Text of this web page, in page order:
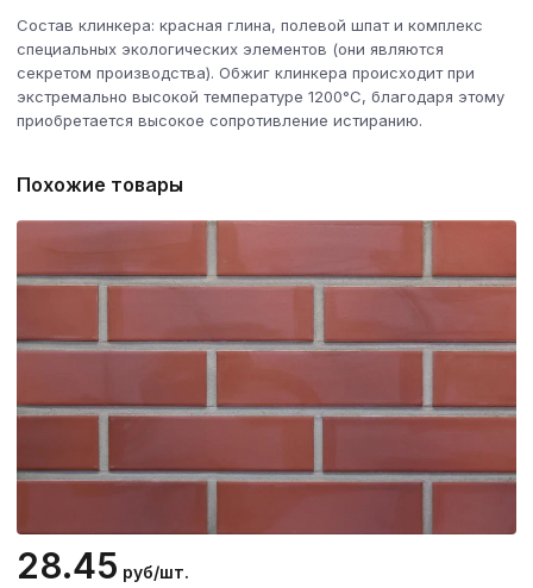
Состав клинкера: красная глина, полевой шпат и комплекс
специальных экологических элементов (они являются
секретом производства). Обжиг клинкера происходит при
экстремально высокой температуре 1200°C, благодаря этому
приобретается высокое сопротивление истиранию.
Похожие товары
28.45 руб/шт.